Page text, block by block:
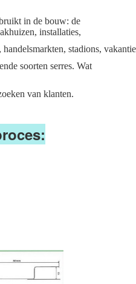
in de bouw: de
installaties,
stadions,
soorten serres. Wat
van klanten.